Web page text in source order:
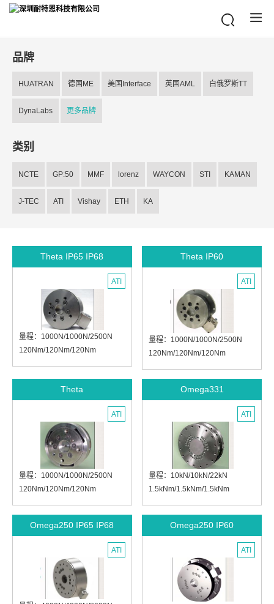
品牌
HUATRAN 德国ME 美国Interface 英国AML 白俄罗斯TT
DynaLabs 更多品牌
类别
NCTE GP:50 MMF lorenz WAYCON STI KAMAN
J-TEC ATI Vishay ETH KA
Theta IP65 IP68
ATI
量程：1000N/1000N/2500N
120Nm/120Nm/120Nm
240Nm/240Nm/240Nm
2500N/2500N/6250N
高度：74.8mm
Theta IP60
ATI
量程：1000N/1000N/2500N
120Nm/120Nm/120Nm
240Nm/240Nm/240Nm
2500N/2500N/6250N
直径：194mm
高度：74mm
Theta
ATI
量程：1000N/1000N/2500N
120Nm/120Nm/120Nm
240Nm/240Nm/240Nm
2500N/2500N/6250N
直径：155mm
高度：61.1mm
Omega331
ATI
量程：10kN/10kN/22kN
1.5kNm/1.5kNm/1.5kNm
3kNm/3kNm/3kNm
40kN/40kN/88kN
直径：330mm
高度：107mm
Omega250 IP65 IP68
ATI
Omega250 IP60
ATI